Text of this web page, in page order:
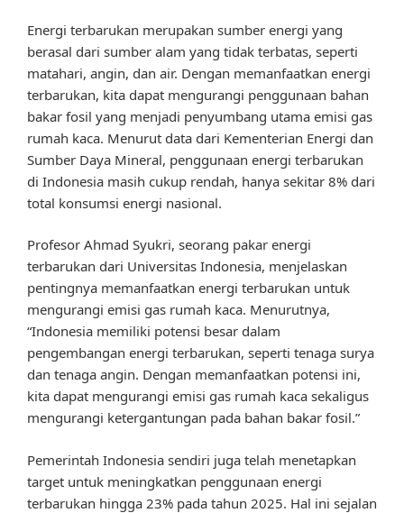
Energi terbarukan merupakan sumber energi yang
berasal dari sumber alam yang tidak terbatas, seperti
matahari, angin, dan air. Dengan memanfaatkan energi
terbarukan, kita dapat mengurangi penggunaan bahan
bakar fosil yang menjadi penyumbang utama emisi gas
rumah kaca. Menurut data dari Kementerian Energi dan
Sumber Daya Mineral, penggunaan energi terbarukan
di Indonesia masih cukup rendah, hanya sekitar 8% dari
total konsumsi energi nasional.
Profesor Ahmad Syukri, seorang pakar energi
terbarukan dari Universitas Indonesia, menjelaskan
pentingnya memanfaatkan energi terbarukan untuk
mengurangi emisi gas rumah kaca. Menurutnya,
“Indonesia memiliki potensi besar dalam
pengembangan energi terbarukan, seperti tenaga surya
dan tenaga angin. Dengan memanfaatkan potensi ini,
kita dapat mengurangi emisi gas rumah kaca sekaligus
mengurangi ketergantungan pada bahan bakar fosil.”
Pemerintah Indonesia sendiri juga telah menetapkan
target untuk meningkatkan penggunaan energi
terbarukan hingga 23% pada tahun 2025. Hal ini sejalan